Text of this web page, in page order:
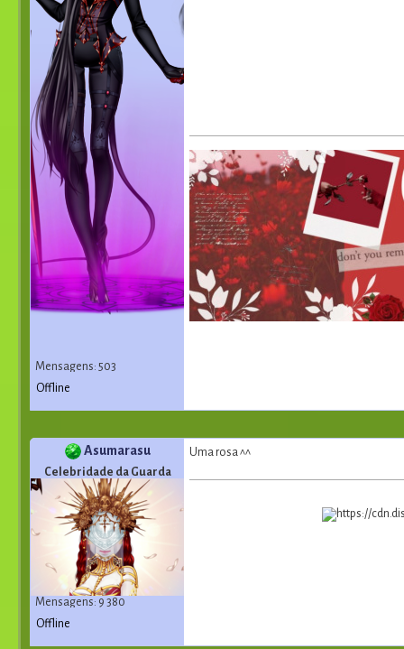
Mensagens: 503
Offline
Asumarasu
Celebridade da Guarda
Mensagens: 9 380
Uma rosa ^^
Offline